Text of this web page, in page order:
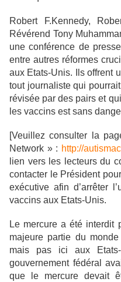
Robert F.Kennedy,
Révérend Tony
une conférence de
entre autres réformes
aux Etats-Unis. Ils offrent
tout journaliste qui
révisée par des pairs et
les vaccins est sans
[Veuillez consulter la
Network » : http://
lien vers les lecteurs du
contacter le Président
exécutive afin d’arrêter
vaccins aux Etats-Unis.
Le mercure a été interdit
majeure partie du
mais pas ici aux
gouvernement fédéral
que le mercure devait